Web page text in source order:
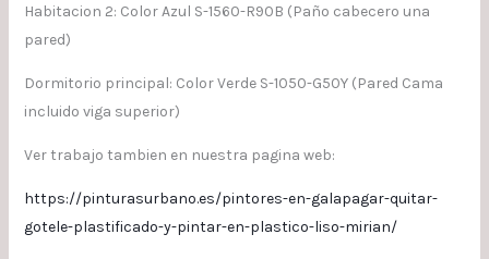
Habitacion 2: Color Azul S-1560-R90B (Paño cabecero una
pared)
Dormitorio principal: Color Verde S-1050-G50Y (Pared Cama
incluido viga superior)
Ver trabajo tambien en nuestra pagina web:
https://pinturasurbano.es/pintores-en-galapagar-quitar-
gotele-plastificado-y-pintar-en-plastico-liso-mirian/